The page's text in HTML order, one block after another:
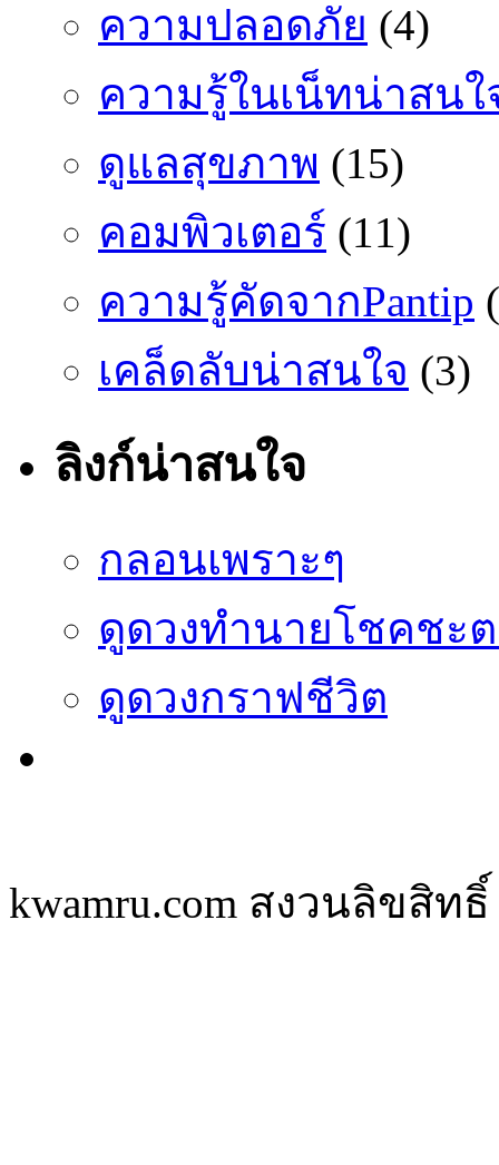
ความปลอดภัย (4)
ความรู้ในเน็ทน่าสนใ
ดูแลสุขภาพ (15)
คอมพิวเตอร์ (11)
ความรู้คัดจากPantip
เคล็ดลับน่าสนใจ (3)
ลิงก์น่าสนใจ
กลอนเพราะๆ
ดูดวงทำนายโชคชะ
ดูดวงกราฟชีวิต
kwamru.com สงวนลิขสิทธิ์